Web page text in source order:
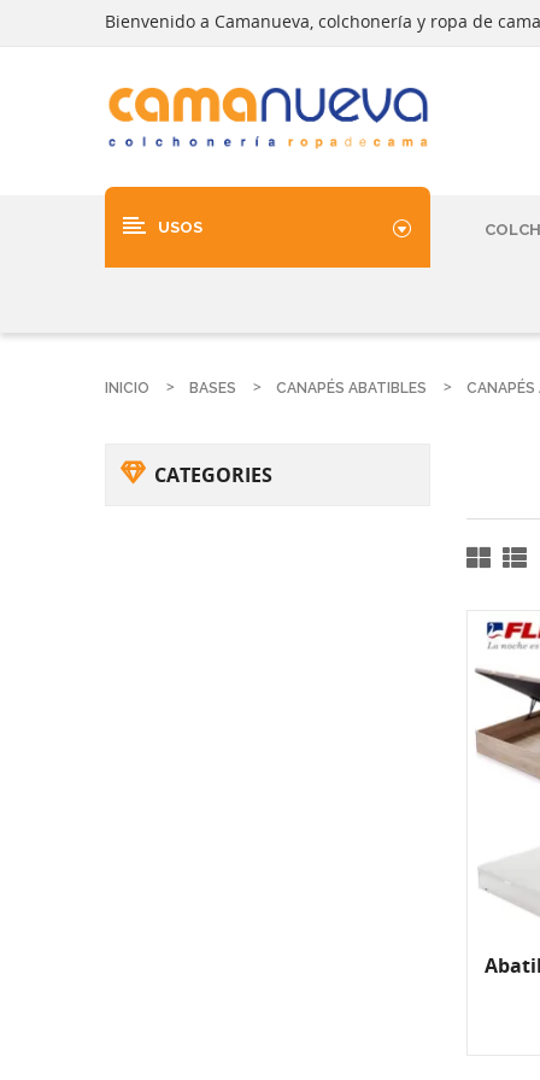
Bienvenido a Camanueva, colchonería y ropa de
USOS
INICIO BASES CANAPÉS ABATIBLES CANAPÉS
CATEGORIES